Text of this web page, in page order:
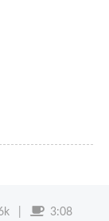
3:08